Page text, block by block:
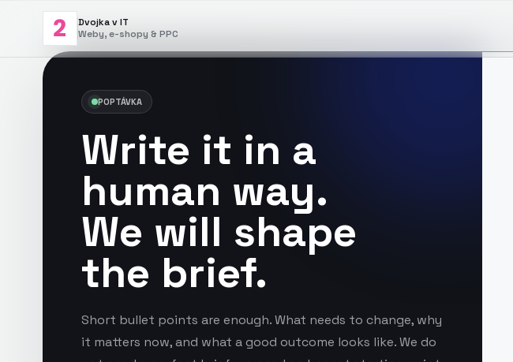
Dvojka v IT
Weby, e-shopy & PPC
POPTÁVKA
Write it in a
human way.
We will shape
the brief.
Short bullet points are enough. What needs to change, why
it matters now, and what a good outcome looks like. We do